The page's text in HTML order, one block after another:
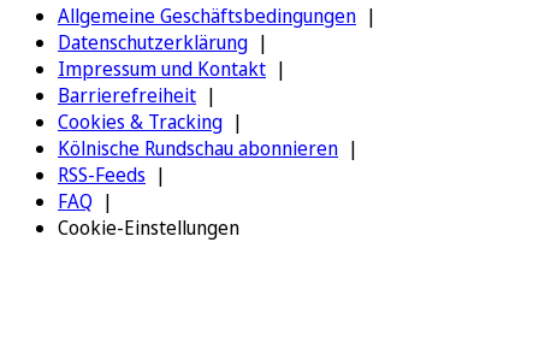
Allgemeine Geschäftsbedingungen
Datenschutzerklärung
Impressum und Kontakt
Barrierefreiheit
Cookies & Tracking
Kölnische Rundschau abonnieren
RSS-Feeds
FAQ
Cookie-Einstellungen